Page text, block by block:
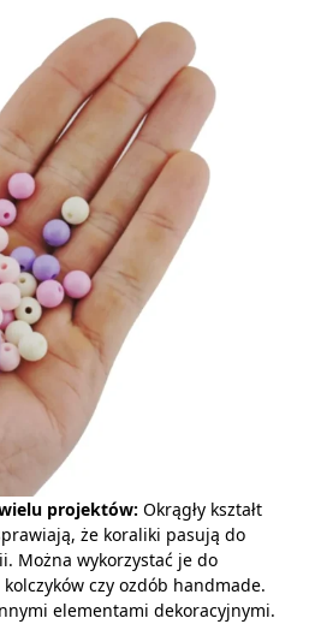
projektów: Okrągły kształt
że koraliki pasują do
Można wykorzystać je do
czy ozdób handmade.
elementami dekoracyjnymi.